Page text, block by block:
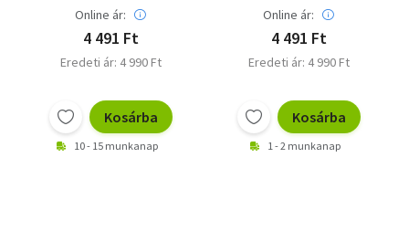
Online ár:
4 491 Ft
Eredeti ár: 4 990 Ft
Kosárba
10 - 15 munkanap
Online ár:
4 491 Ft
Eredeti ár: 4 990 Ft
Kosárba
1 - 2 munkanap